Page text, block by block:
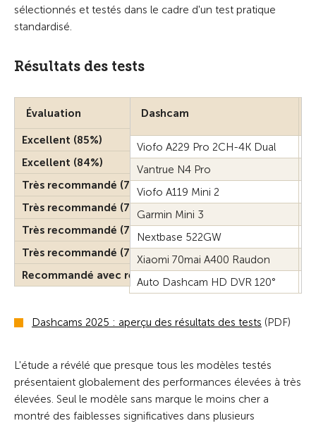
sélectionnés et testés dans le cadre d'un test pratique
standardisé.
Résultats des tests
Dashcam
Viofo A229 Pro 2CH-4K Dual
Vantrue N4 Pro
Viofo A119 Mini 2
Garmin Mini 3
Nextbase 522GW
Xiaomi 70mai A400 Raudon
Auto Dashcam HD DVR 120°
Évaluation
Excellent (85%)
Excellent (84%)
Très recommandé (79%)
Très recommandé (76%)
Très recommandé (72%)
Très recommandé (71%)
Recommandé avec réserve (24%)
Dashcams 2025 : aperçu des résultats des tests (PDF)
L'étude a révélé que presque tous les modèles testés
présentaient globalement des performances élevées à très
élevées. Seul le modèle sans marque le moins cher a
montré des faiblesses significatives dans plusieurs